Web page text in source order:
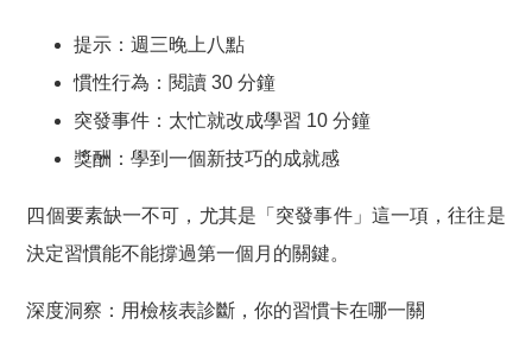
提示：週三晚上八點
慣性行為：閱讀 30 分鐘
突發事件：太忙就改成學習 10 分鐘
獎酬：學到一個新技巧的成就感
四個要素缺一不可，尤其是「突發事件」這一項，往往是
決定習慣能不能撐過第一個月的關鍵。
深度洞察：用檢核表診斷，你的習慣卡在哪一關